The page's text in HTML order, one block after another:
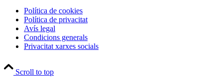
Política de cookies
Política de privacitat
Avís legal
Condicions generals
Privacitat xarxes socials
Scroll to top